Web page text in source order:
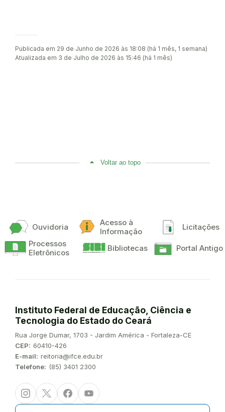
Publicada em 29 de Junho de 2026 às 18:08 (há 1 mês, 1 semana)
Atualizada em 3 de Julho de 2026 às 15:46 (há 1 mês)
Voltar ao topo
Ouvidoria
Acesso à
Informação
Licitações
Processos
Eletrônicos
Bibliotecas Portal Antigo
Instituto Federal de Educação, Ciência e
Tecnologia do Estado do Ceará
Endereço:
Rua Jorge Dumar, 1703 - Jardim América - Fortaleza-CE
CEP: 60410-426
E-mail: reitoria@ifce.edu.br
Telefone: (85) 3401 2300
InstagramTwitter/XFacebookYoutube